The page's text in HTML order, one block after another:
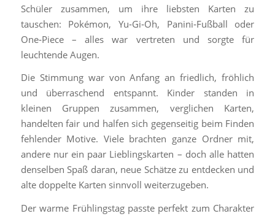
Schüler zusammen, um ihre liebsten Karten zu
tauschen: Pokémon, Yu‑Gi‑Oh, Panini‑Fußball oder
One‑Piece – alles war vertreten und sorgte für
leuchtende Augen.
Die Stimmung war von Anfang an friedlich, fröhlich
und überraschend entspannt. Kinder standen in
kleinen Gruppen zusammen, verglichen Karten,
handelten fair und halfen sich gegenseitig beim Finden
fehlender Motive. Viele brachten ganze Ordner mit,
andere nur ein paar Lieblingskarten – doch alle hatten
denselben Spaß daran, neue Schätze zu entdecken und
alte doppelte Karten sinnvoll weiterzugeben.
Der warme Frühlingstag passte perfekt zum Charakter